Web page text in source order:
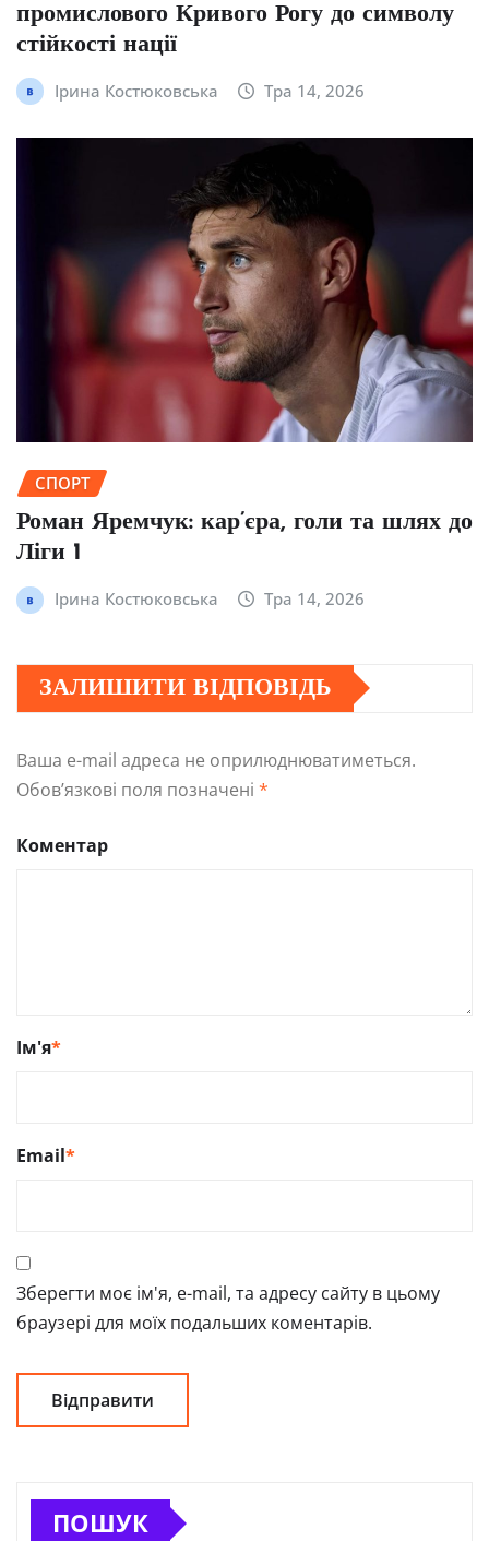
промислового Кривого Рогу до символу
стійкості нації
Ірина Костюковська Тра 14, 2026
СПОРТ
Роман Яремчук: кар’єра, голи та шлях до
Ліги 1
Ірина Костюковська Тра 14, 2026
ЗАЛИШИТИ ВІДПОВІДЬ
Ваша e-mail адреса не оприлюднюватиметься.
Обов’язкові поля позначені *
Коментар
Ім'я*
Email*
Зберегти моє ім'я, e-mail, та адресу сайту в цьому
браузері для моїх подальших коментарів.
ПОШУК